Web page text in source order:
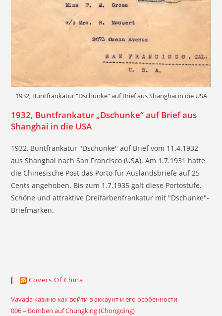
1932, Buntfrankatur "Dschunke" auf Brief aus Shanghai in die USA
1932, Buntfrankatur „Dschunke“ auf Brief aus
Shanghai in die USA
1932, Buntfrankatur "Dschunke" auf Brief vom 11.4.1932
aus Shanghai nach San Francisco (USA). Am 1.7.1931 hatte
die Chinesische Post das Porto für Auslandsbriefe auf 25
Cents angehoben. Bis zum 1.7.1935 galt diese Portostufe.
Schöne und attraktive Dreifarbenfrankatur mit "Dschunke"-
Briefmarken.
Covers Of China
Vavada казино как войти в аккаунт и его особенности
006 – Bomben auf Chungking (Chongqing)